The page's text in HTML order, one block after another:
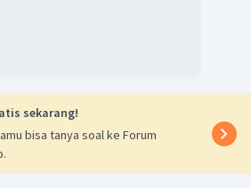
sekarang!
bisa tanya soal ke Forum